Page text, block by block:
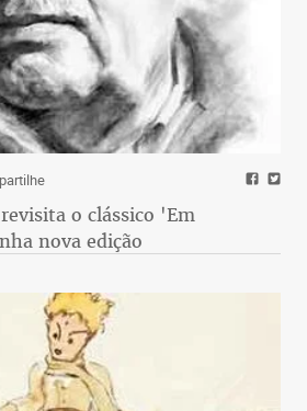
o clássico 'Em
nova edição